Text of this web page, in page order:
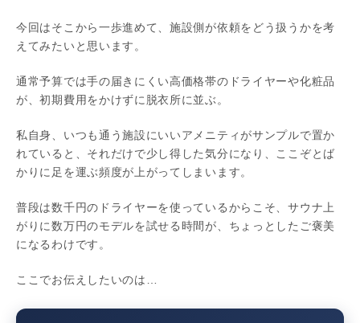
今回はそこから一歩進めて、施設側が依頼をどう扱うかを考
えてみたいと思います。
通常予算では手の届きにくい高価格帯のドライヤーや化粧品
が、初期費用をかけずに脱衣所に並ぶ。
私自身、いつも通う施設にいいアメニティがサンプルで置か
れていると、それだけで少し得した気分になり、ここぞとば
かりに足を運ぶ頻度が上がってしまいます。
普段は数千円のドライヤーを使っているからこそ、サウナ上
がりに数万円のモデルを試せる時間が、ちょっとしたご褒美
になるわけです。
ここでお伝えしたいのは…